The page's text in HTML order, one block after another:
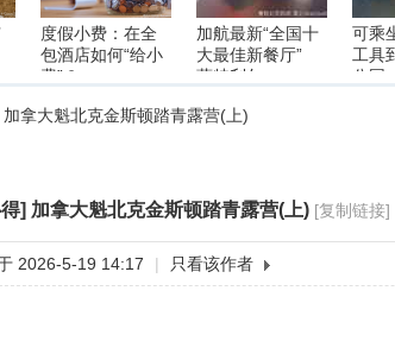
度假小费：在全
包酒店如何“给小
费”？
加航最新“全国十
大最佳新餐厅”
蒙特利尔
可乘
工具
公园
加拿大魁北克金斯顿踏青露营(上)
] 加拿大魁北克金斯顿踏青露营(上) [复制链接]
2026-5-19 14:17 | 只看该作者